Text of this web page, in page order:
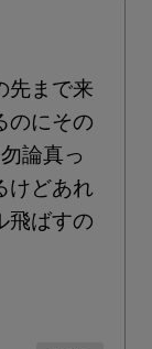
先まで来
のにその
論真っ
けどあれ
飛ばすの